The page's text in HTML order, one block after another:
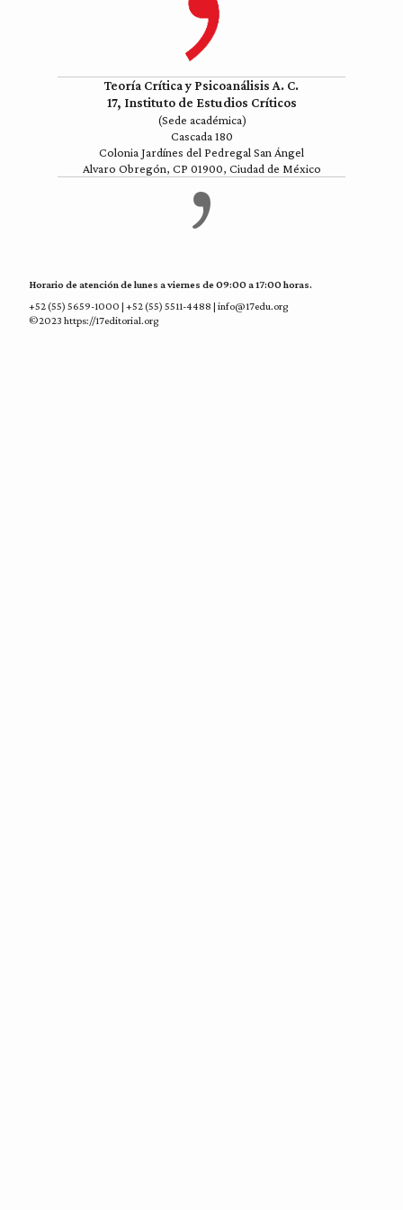
Teoría Crítica y Psicoanálisis A. C.
17, Instituto de Estudios Críticos
(Sede académica)
Cascada 180
Colonia Jardínes del Pedregal San Ángel
Alvaro Obregón, CP 01900, Ciudad de México
Horario de atención de lunes a viernes de 09:00 a 17:00 horas.
+52 (55) 5659-1000 | +52 (55) 5511-4488 | info@17edu.org
©2023 https://17editorial.org